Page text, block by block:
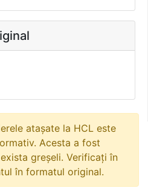
atașate la HCL este
Acesta a fost
greșeli. Verificați în
în formatul original.